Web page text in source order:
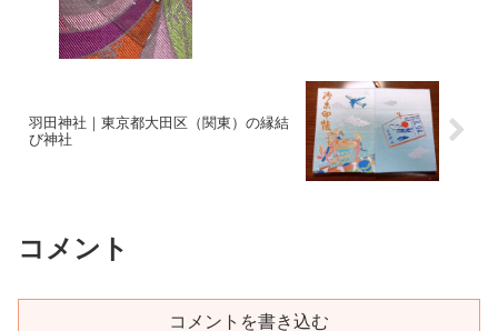
羽田神社｜東京都大田区（関東）の縁結
び神社
コメント
コメントを書き込む